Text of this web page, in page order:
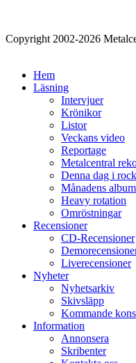
Copyright 2002-2026
Hem
Läsning
Intervjuer
Krönikor
Listor
Veckans video
Reportage
Metalcentral
Denna dag i
Månadens album
Heavy rotation
Omröstningar
Recensioner
CD-Recensioner
Liverecensioner
Nyheter
Nyhetsarkiv
Skivsläpp
Kommande
Information
Annonsera
Skribenter